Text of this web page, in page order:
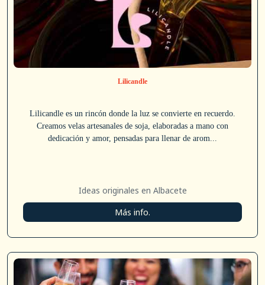
Lilicandle
Lilicandle es un rincón donde la luz se convierte en recuerdo.
Creamos velas artesanales de soja, elaboradas a mano con
dedicación y amor, pensadas para llenar de arom...
Ideas originales en Albacete
Más info.